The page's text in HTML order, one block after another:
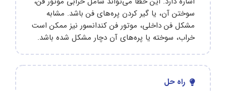
سوختن آن، یا گیر کردن پره‌های فن باشد. مشابه
مشکل فن داخلی، موتور فن کندانسور نیز ممکن است
خراب، سوخته یا پره‌های آن دچار مشکل شده باشد.
راه حل